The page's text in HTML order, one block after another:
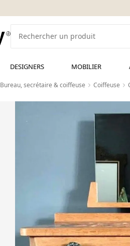
DESIGNERS MOBILIER
Bureau, secrétaire & coiffeuse Coiffeuse